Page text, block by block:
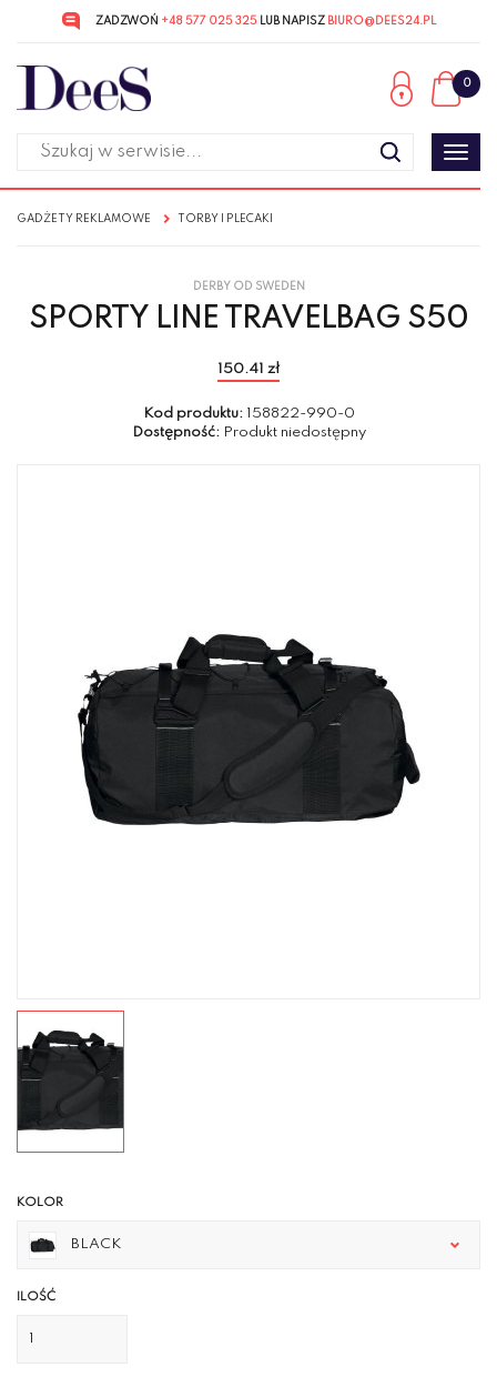
do menu
głównego
do
menu
w
ZADZWOŃ +48 577 025 325LUB NAPISZ BIURO@DEES24.PL
0
GADŻETY REKLAMOWE TORBY I PLECAKI
DERBY OD SWEDEN
SPORTY LINE TRAVELBAG S50
150.41 zł
Kod produktu: 158822-990-0
Dostępność: Produkt niedostępny
KOLOR
BLACK
ILOŚĆ